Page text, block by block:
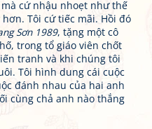
cứ nhậu nhoẹt như thế
Tôi cứ tiếc mãi. Hồi đó
Sơn 1989, tặng một cô
trong tổ giáo viên chốt
tranh và khi chúng tôi
Tôi hình dung cái cuộc
đánh nhau của hai anh
cùng chả anh nào thắng